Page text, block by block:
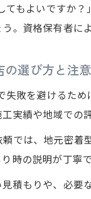
してもよいです
。資格保有者に
選び方と注
失敗を避けるた
実績や地域での
では、地元密着
時の説明が丁寧
積もりや、必要